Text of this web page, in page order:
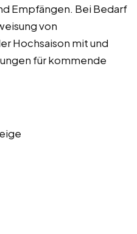
Empfängen. Bei Bedarf
von
Hochsaison mit und
für kommende